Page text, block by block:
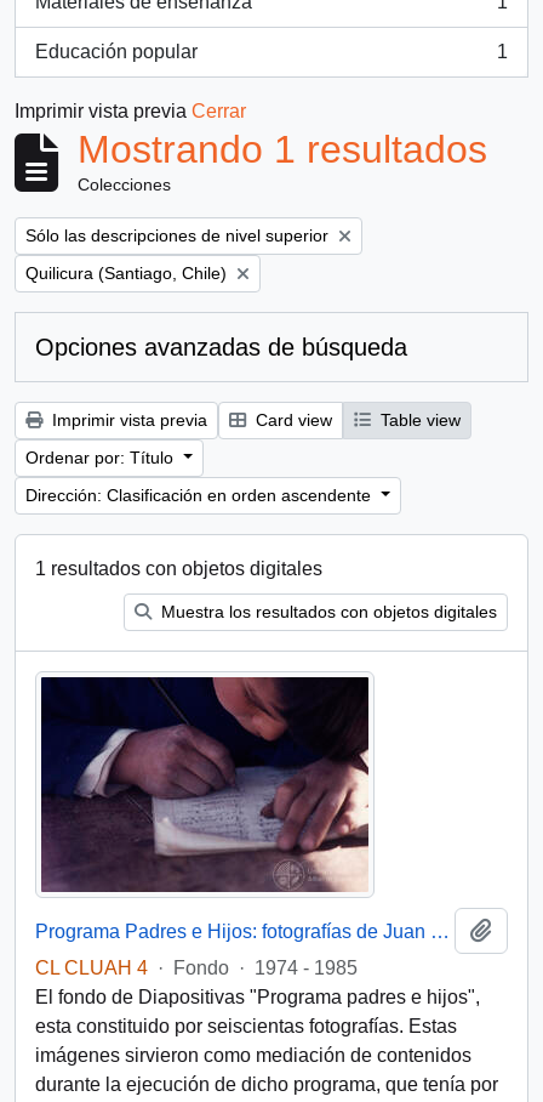
, 1 resultados
Educación popular
, 1 resultados
1
Imprimir vista previa Cerrar
Mostrando 1 resultados
Colecciones
Remove filter:
Sólo las descripciones de nivel superior
Remove filter:
Quilicura (Santiago, Chile)
Opciones avanzadas de búsqueda
Imprimir vista previa Card view
Table view
Ordenar por: Título
Dirección: Clasificación en orden ascendente
1 resultados con objetos digitales
Muestra los resultados con objetos digitales
Programa Padres e Hijos: fotografías de Juan Maino
CL CLUAH 4 · Fondo · 1974 - 1985
El fondo de Diapositivas "Programa padres e hijos",
esta constituido por seiscientas fotografías. Estas
imágenes sirvieron como mediación de contenidos
durante la ejecución de dicho programa, que tenía por